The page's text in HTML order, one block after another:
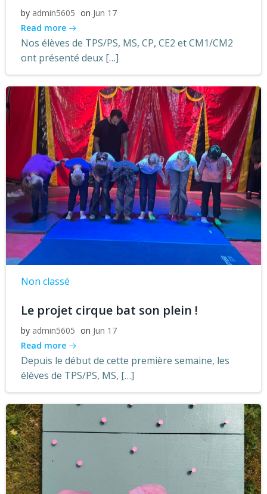
by admin5605 on Jun 17
Read more
Nos élèves de TPS/PS, MS, CP, CE2 et CM1/CM2
ont présenté deux […]
Non classé
Le projet cirque bat son plein !
by admin5605 on Jun 17
Read more
Depuis le début de cette première semaine, les
élèves de TPS/PS, MS, […]